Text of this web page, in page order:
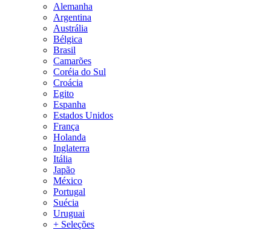
Alemanha
Argentina
Austrália
Bélgica
Brasil
Camarões
Coréia do Sul
Croácia
Egito
Espanha
Estados Unidos
França
Holanda
Inglaterra
Itália
Japão
México
Portugal
Suécia
Uruguai
+ Seleções